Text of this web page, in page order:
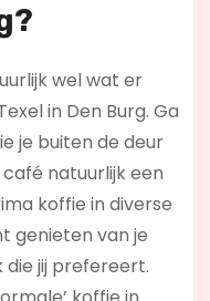
wel wat er
in Den Burg. Ga
je buiten de deur
natuurlijk een
koffie in diverse
genieten van je
die jij prefereert.